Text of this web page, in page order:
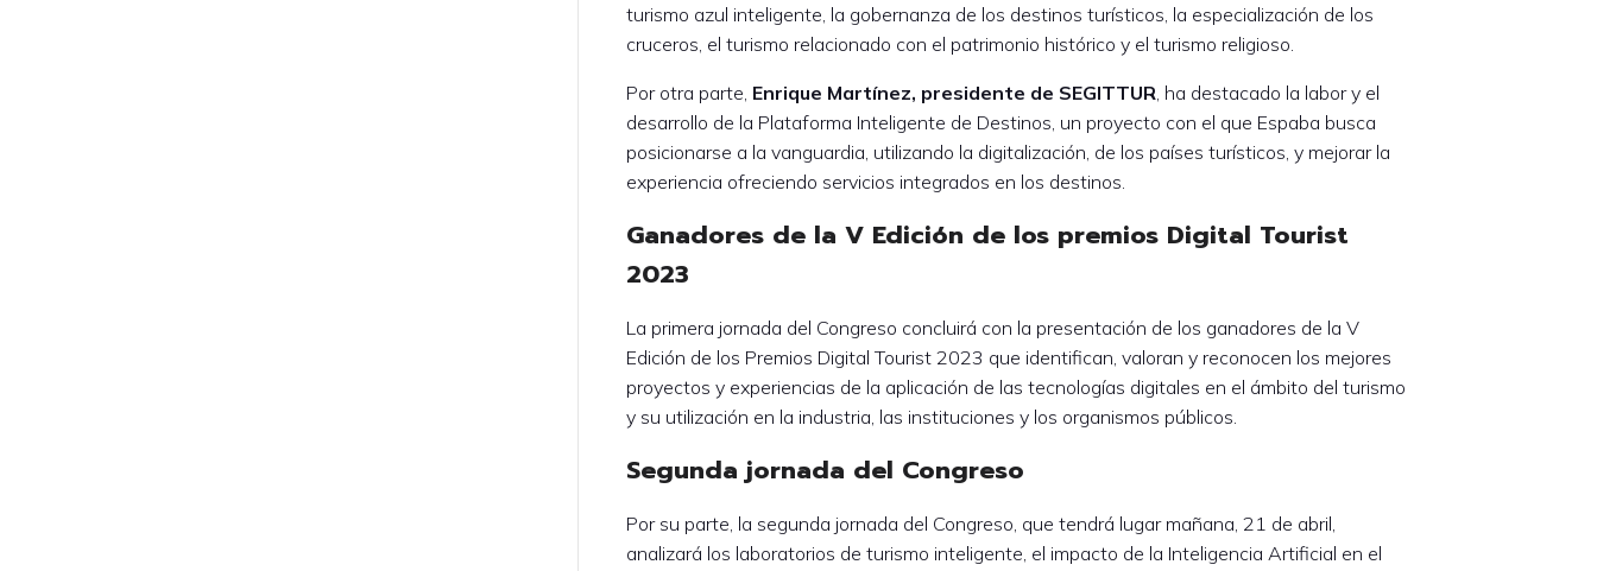
turismo azul inteligente, la gobernanza de los destinos turísticos, la especialización de los
cruceros, el turismo relacionado con el patrimonio histórico y el turismo religioso.
Por otra parte, Enrique Martínez, presidente de SEGITTUR , ha destacado la labor y el
desarrollo de la Plataforma Inteligente de Destinos, un proyecto con el que Espaba busca
posicionarse a la vanguardia, utilizando la digitalización, de los países turísticos, y mejorar la
experiencia ofreciendo servicios integrados en los destinos.
Ganadores de la V Edición de los premios Digital Tourist
2023
La primera jornada del Congreso concluirá con la presentación de los ganadores de la V
Edición de los Premios Digital Tourist 2023 que identifican, valoran y reconocen los mejores
proyectos y experiencias de la aplicación de las tecnologías digitales en el ámbito del turismo
y su utilización en la industria, las instituciones y los organismos públicos.
Segunda jornada del Congreso
Por su parte, la segunda jornada del Congreso, que tendrá lugar mañana, 21 de abril,
analizará los laboratorios de turismo inteligente, el impacto de la Inteligencia Artificial en el